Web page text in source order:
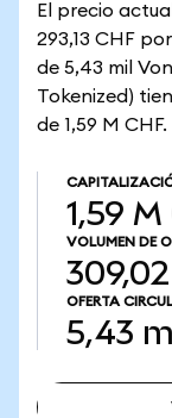
El precio
293,13 CHF
de 5,43 mil
Tokenized)
de 1,59 M CHF.
1,59 M
VOLUMEN DE
OFERTA
5,43